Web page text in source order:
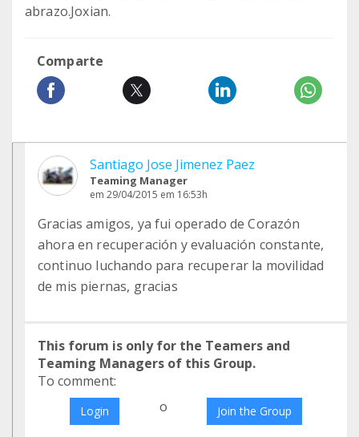
abrazo.Joxian.
Comparte
Santiago Jose Jimenez Paez
Teaming Manager
em 29/04/2015 em 16:53h
Gracias amigos, ya fui operado de Corazón
ahora en recuperación y evaluación constante,
continuo luchando para recuperar la movilidad
de mis piernas, gracias
This forum is only for the Teamers and
Teaming Managers of this Group.
To comment:
Login o Join the Group